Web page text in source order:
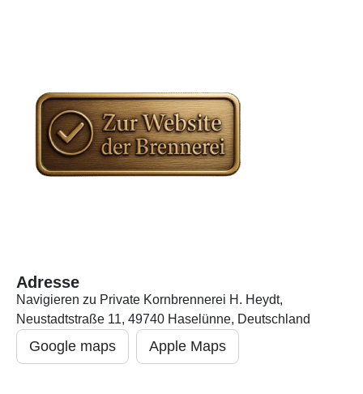
Adresse
Navigieren zu Private Kornbrennerei H. Heydt,
Neustadtstraße 11, 49740 Haselünne, Deutschland
Google maps Apple Maps